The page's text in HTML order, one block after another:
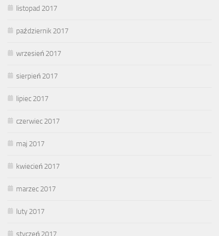
listopad 2017
październik 2017
wrzesień 2017
sierpień 2017
lipiec 2017
czerwiec 2017
maj 2017
kwiecień 2017
marzec 2017
luty 2017
styczeń 2017